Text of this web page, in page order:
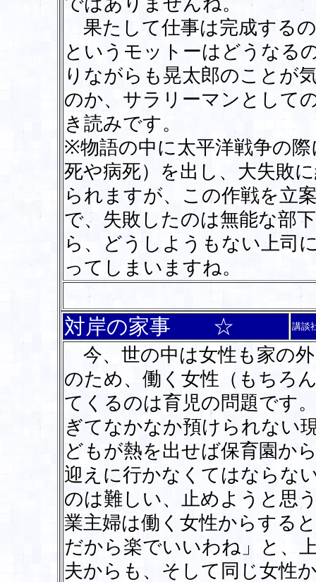
果たして仕事は完成する
というモットーはどうなる
りながらも晃太郎のことが
のか、サラリーマンとして
き読みです。
※物語の中に太平洋戦争の
死や病死）を出し、大失敗
られますが、この作戦を立
で、失敗したのは無能な部
ら、どうしようもない上司
ってしまいますね。
対岸の家事 ☆ 講談
今、世の中は女性も家の
のため、働く女性（もちろ
てくるのは育児の問題です
ぎてなかなか預けられない
どもが熱を出せば保育園か
迎えに行かなくてはならな
のは難しい、止めようと思
業主婦は働く女性からする
だから楽でいいわね」と、
夫からも、そして同じ女性